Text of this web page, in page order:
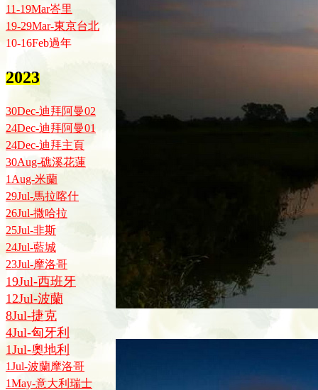
11-19Mar峇里
19-29Mar-東京台北
10-16Feb過年
2023
30Dec-迪拜阿曼02
24Dec-迪拜阿曼01
24Dec-迪拜主頁
30Aug-礁溪花蓮
1Aug-米蘭
29Jul-馬拉喀什
26Jul-撒哈拉
25Jul-非斯
24Jul-藍城
23Jul-摩洛哥
19Jul-西班牙
12Jul-波蘭
8Jul-捷克
4Jul-匈牙利
1Jul-奧地利
1Jul-波蘭摩洛哥
1May-意大利瑞士